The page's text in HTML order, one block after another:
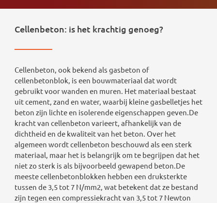
Cellenbeton: is het krachtig genoeg?
Cellenbeton, ook bekend als gasbeton of
cellenbetonblok, is een bouwmateriaal dat wordt
gebruikt voor wanden en muren. Het materiaal bestaat
uit cement, zand en water, waarbij kleine gasbelletjes het
beton zijn lichte en isolerende eigenschappen geven.De
kracht van cellenbeton varieert, afhankelijk van de
dichtheid en de kwaliteit van het beton. Over het
algemeen wordt cellenbeton beschouwd als een sterk
materiaal, maar het is belangrijk om te begrijpen dat het
niet zo sterk is als bijvoorbeeld gewapend beton.De
meeste cellenbetonblokken hebben een druksterkte
tussen de 3,5 tot 7 N/mm2, wat betekent dat ze bestand
zijn tegen een compressiekracht van 3,5 tot 7 Newton